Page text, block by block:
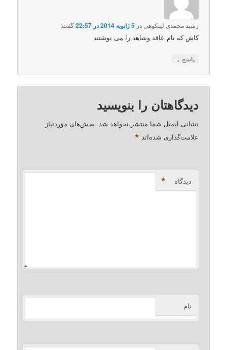
رشید محمدی لیتکوهی در5 ژانویه 2014 در 22:57 گفت:
کاش که نام عاقد وشاهد را می نوشتند
پاسخ ↓
دیدگاهتان را بنویسید
نشانی ایمیل شما منتشر نخواهد شد. بخش‌های موردنیاز
علامت‌گذاری شده‌اند *
دیدگاه *
نام